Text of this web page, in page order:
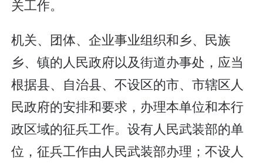
关工作。
机关、团体、企业事业组织和乡、民族
乡、镇的人民政府以及街道办事处，应当
根据县、自治县、不设区的市、市辖区人
民政府的安排和要求，办理本单位和本行
政区域的征兵工作。设有人民武装部的单
位，征兵工作由人民武装部办理；不设人